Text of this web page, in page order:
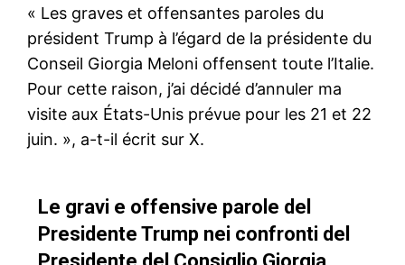
« Les graves et offensantes paroles du
président Trump à l’égard de la présidente du
Conseil Giorgia Meloni offensent toute l’Italie.
Pour cette raison, j’ai décidé d’annuler ma
visite aux États-Unis prévue pour les 21 et 22
juin. », a-t-il écrit sur X.
Le gravi e offensive parole del
Presidente Trump nei confronti del